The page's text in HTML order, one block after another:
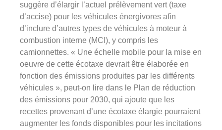
suggère d’élargir l’actuel prélèvement vert (taxe
d’accise) pour les véhicules énergivores afin
d’inclure d’autres types de véhicules à moteur à
combustion interne (MCI), y compris les
camionnettes. « Une échelle mobile pour la mise en
oeuvre de cette écotaxe devrait être élaborée en
fonction des émissions produites par les différents
véhicules », peut-on lire dans le Plan de réduction
des émissions pour 2030, qui ajoute que les
recettes provenant d’une écotaxe élargie pourraient
augmenter les fonds disponibles pour les incitations